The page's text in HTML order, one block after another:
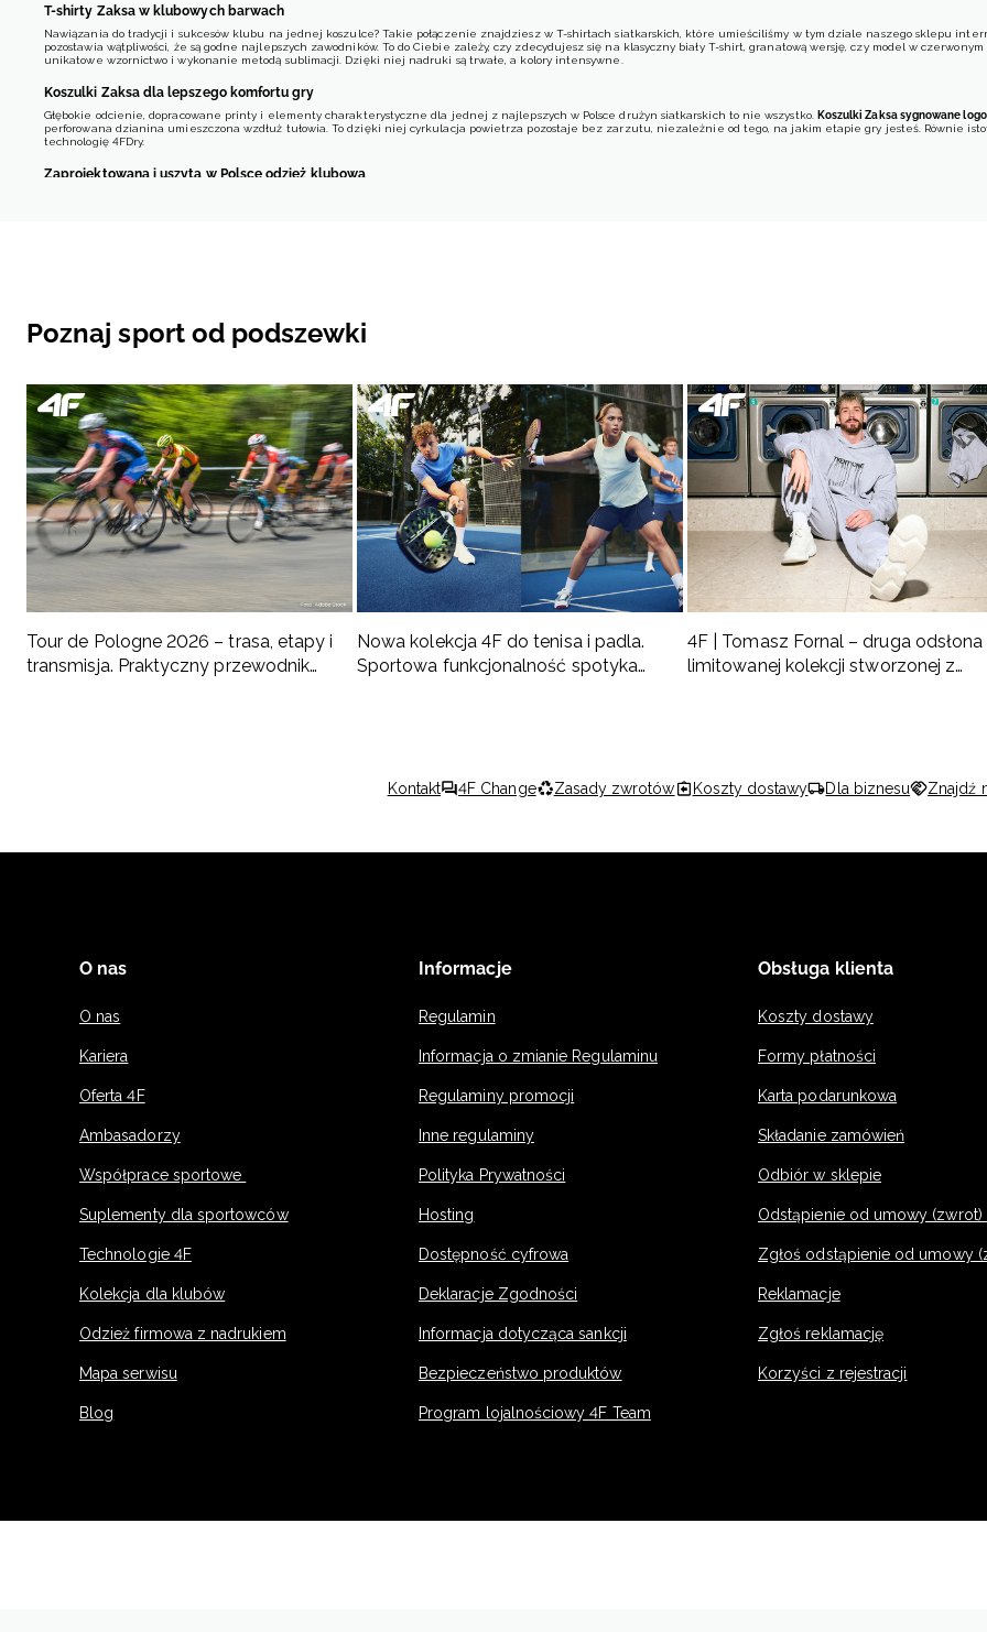
T-shirty Zaksa w klubowych barwach
Nawiązania do tradycji i sukcesów klubu na jednej koszulce? Takie połączenie znajdziesz w T-shirtach siatkarskich, które umieściliśmy w tym dziale naszego sklepu
pozostawia wątpliwości, że są godne najlepszych zawodników. To do Ciebie zależy, czy zdecydujesz się na klasyczny biały T-shirt, granatową wersję, czy model w czerwonym
unikatowe wzornictwo i wykonanie metodą sublimacji. Dzięki niej nadruki są trwałe, a kolory intensywne.
Koszulki Zaksa dla lepszego komfortu gry
Głębokie odcienie, dopracowane printy i elementy charakterystyczne dla jednej z najlepszych w Polsce drużyn siatkarskich to nie wszystko. Koszulki Zaksa sygnowane
perforowana dzianina umieszczona wzdłuż tułowia. To dzięki niej cyrkulacja powietrza pozostaje bez zarzutu, niezależnie od tego, na jakim etapie gry jesteś. Równie
technologię 4FDry.
Zaprojektowana i uszyta w Polsce odzież klubowa
Poznaj sport od podszewki
Tour de Pologne 2026 – trasa, etapy i
transmisja. Praktyczny przewodnik
Nowa kolekcja 4F do tenisa i padla.
Sportowa funkcjonalność spotyka
4F | Tomasz Fornal – druga odsłona
limitowanej kolekcji stworzonej z
Kontakt 4F Change Zasady zwrotów Koszty dostawy Dla biznesu Znajdź
O nas
O nas
Kariera
Oferta 4F
Ambasadorzy
Współprace sportowe
Suplementy dla sportowców
Technologie 4F
Kolekcja dla klubów
Odzież firmowa z nadrukiem
Mapa serwisu
Blog
Informacje
Regulamin
Informacja o zmianie Regulaminu
Regulaminy promocji
Inne regulaminy
Polityka Prywatności
Hosting
Dostępność cyfrowa
Deklaracje Zgodności
Informacja dotycząca sankcji
Bezpieczeństwo produktów
Program lojalnościowy 4F Team
Obsługa klienta
Koszty dostawy
Formy płatności
Karta podarunkowa
Składanie zamówień
Odbiór w sklepie
Odstąpienie od umowy (zwrot)
Zgłoś odstąpienie od umowy
Reklamacje
Zgłoś reklamację
Korzyści z rejestracji